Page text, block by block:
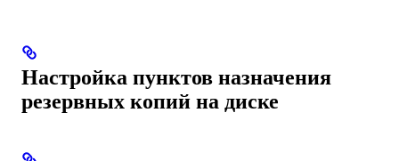
Настройка пунктов назначения
резервных копий на диске